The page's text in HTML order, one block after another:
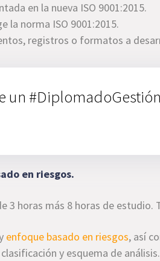
en la nueva ISO 9001:2015.
la norma ISO 9001:2015.
registros o formatos a
un
en riesgos.
3 horas más 8 horas de estudio.
enfoque basado en riesgos, así
y esquema de análisis.